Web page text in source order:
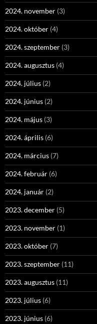
2024. november (3)
2024. október (4)
2024. szeptember (3)
2024. augusztus (4)
2024. július (2)
2024. június (2)
2024. május (3)
2024. április (6)
2024. március (7)
2024. február (6)
2024. január (2)
2023. december (5)
2023. november (1)
2023. október (7)
2023. szeptember (11)
2023. augusztus (11)
2023. július (6)
2023. június (6)